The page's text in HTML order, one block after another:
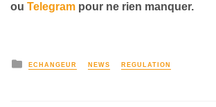
ou Telegram pour ne rien manquer.
ECHANGEUR NEWS REGULATION